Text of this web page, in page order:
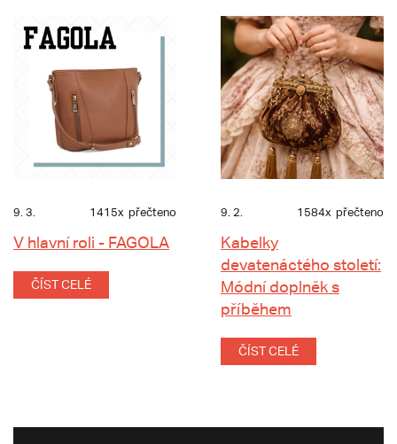
9. 3. 1415x přečteno
V hlavní roli - FAGOLA
ČÍST CELÉ
9. 2. 1584x přečteno
Kabelky
devatenáctého století:
Módní doplněk s
příběhem
ČÍST CELÉ